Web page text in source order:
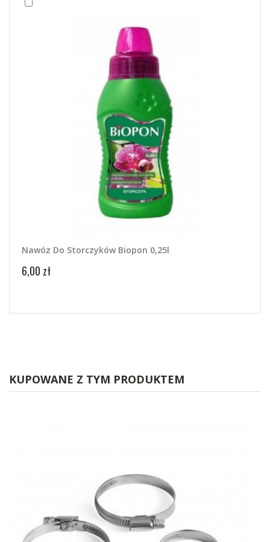
Nawóz Do Storczyków Biopon 0,25l
6,00 zł
KUPOWANE Z TYM PRODUKTEM